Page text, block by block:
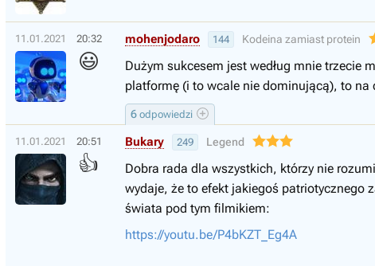
11.01.2021 20:32
😃
6 odpowiedzi
mohenjodaro 144 Kodeina zamiast protein
Dużym sukcesem jest według mnie trzecie
platformę (i to wcale nie dominującą), to
11.01.2021 20:51
👍
Bukary 249 Legend
Dobra rada dla wszystkich, którzy nie
wydaje, że to efekt jakiegoś patriotycznego
świata pod tym filmikiem:
https://youtu.be/P4bKZT_Eg4A